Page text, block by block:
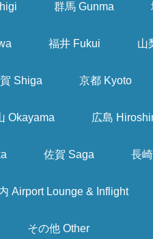
群馬 Gunma
福井 Fukui 山
Shiga 京都 Kyoto
Okayama 広島
佐賀 Saga 長
Airport Lounge & Inflight
その他 Other